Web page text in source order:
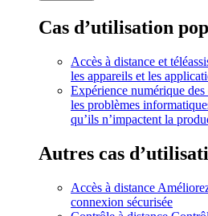
Cas d’utilisation
Accès à distance et
les appareils et les
Expérience numérique
les problèmes
qu’ils n’impactent la
Autres cas
Accès à distance
connexion sécurisée